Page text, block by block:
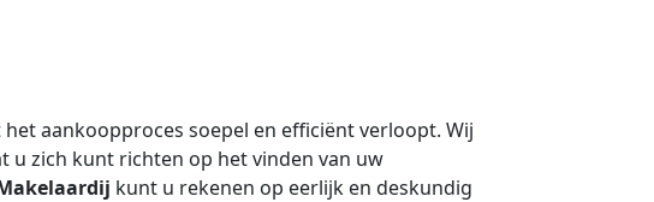
aankoopproces soepel en efficiënt verloopt. Wij
u zich kunt richten op het vinden van uw
kunt u rekenen op eerlijk en deskundig